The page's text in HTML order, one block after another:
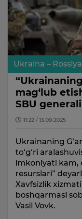
Ukraina – Rossiya
mag‘lub
SBU generali
11:22 / 13.09.2025
Ukrainaning
to‘g‘ri
imkoniyati kam,
resurslari”
Xavfsizlik
boshqarmasi
Vasil Vovk.